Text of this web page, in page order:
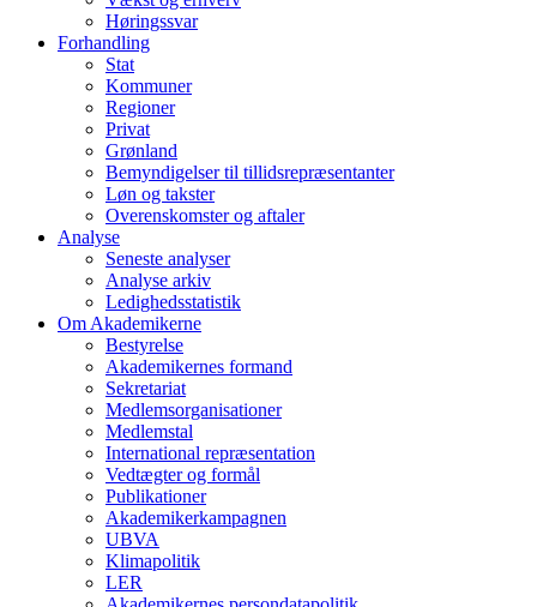
Høringssvar
Forhandling
Stat
Kommuner
Regioner
Privat
Grønland
Bemyndigelser til tillidsrepræsentanter
Løn og takster
Overenskomster og aftaler
Analyse
Seneste analyser
Analyse arkiv
Ledighedsstatistik
Om Akademikerne
Bestyrelse
Akademikernes formand
Sekretariat
Medlemsorganisationer
Medlemstal
International repræsentation
Vedtægter og formål
Publikationer
Akademikerkampagnen
UBVA
Klimapolitik
LER